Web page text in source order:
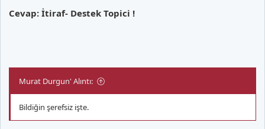
Cevap: İtiraf- Destek Topici !
Murat Durgun' Alıntı:
Bildiğin şerefsiz işte.